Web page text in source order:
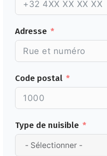
Adresse
Code postal
Type de nuisible